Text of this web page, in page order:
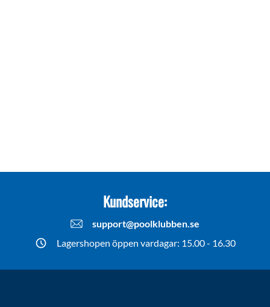
Kundservice:
support@poolklubben.se
Lagershopen öppen vardagar: 15.00 - 16.30